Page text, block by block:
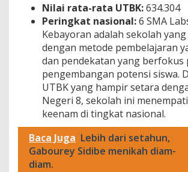
Nilai rata-rata UTBK:634.304
Peringkat nasional:6 SMA
Kebayoran adalah sekolah
dengan metode pembelajaran
dan pendekatan yang berfokus
pengembangan potensi siswa.
UTBK yang hampir setara
Negeri 8, sekolah ini
keenam di tingkat nasional.
Baca Juga Lebih dari setahun,
Gabourey Sidibe menikah diam-
diam.